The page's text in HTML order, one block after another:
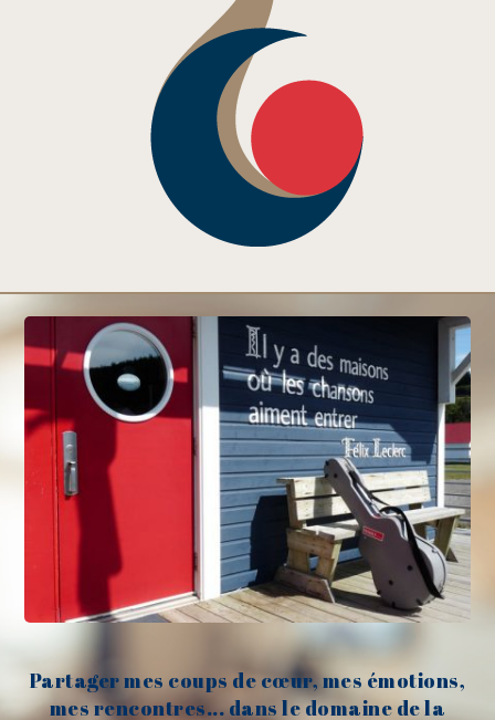
Partager mes coups de cœur, mes émotions,
mes rencontres... dans le domaine de la